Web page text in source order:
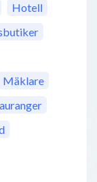
Hotell
Mäklare